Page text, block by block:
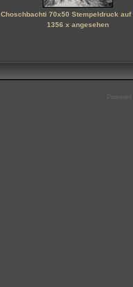
Choschbachti 70x50 Stempeldruck auf
1356 x angesehen